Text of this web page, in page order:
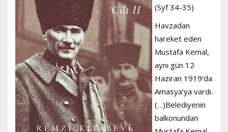
(Syf 34-35)
Havzadan
hareket eden
Mustafa Kemal,
aynı gün 12
Haziran 1919’da
Amasya’ya vardı.
(…)Belediyenin
balkonundan